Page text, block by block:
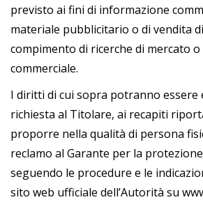
previsto ai fini di informazione
materiale pubblicitario o di vendita
compimento di ricerche di mercato
commerciale.
I diritti di cui sopra potranno essere
richiesta al Titolare, ai recapiti
proporre nella qualità di persona
reclamo al Garante per la
seguendo le procedure e le
sito web ufficiale dell’Autorità su